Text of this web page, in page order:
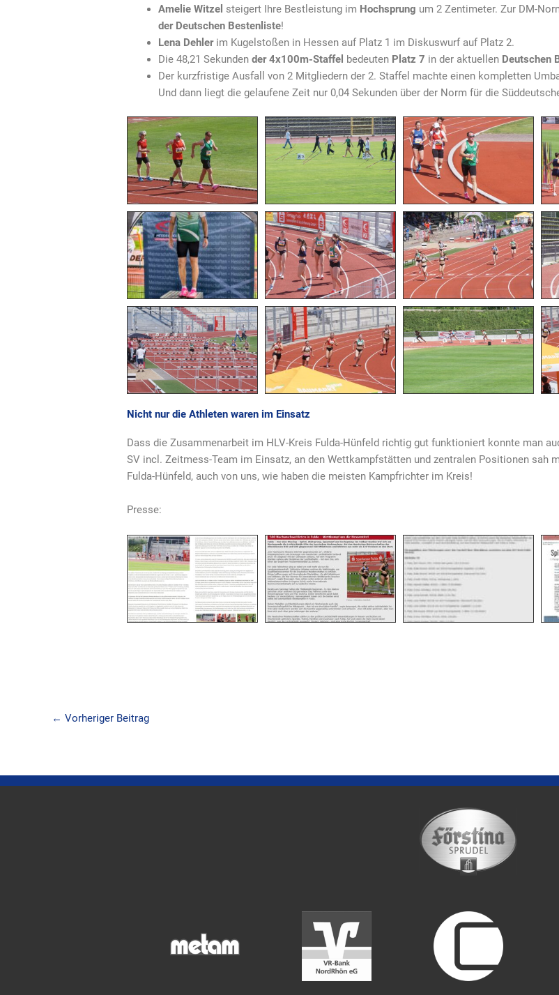
Amelie Witzel steigert Ihre Bestleistung im Hochsprung um 2 Zentimeter. Zur DM-
der Deutschen Bestenliste!
Lena Dehlerim Kugelstoßen in Hessen auf Platz 1 im Diskuswurf auf Platz 2.
Die 48,21 Sekundender 4x100m-Staffel bedeuten Platz 7 in der aktuellen Deutschen
Der kurzfristige Ausfall von 2 Mitgliedern der 2. Staffel machte einen kompletten
Und dann liegt die gelaufene Zeit nur 0,04 Sekunden über der Norm für die
Nicht nur die Athleten waren im Einsatz
Dass die Zusammenarbeit im HLV-Kreis Fulda-Hünfeld richtig gut funktioniert konnte man
SV incl. Zeitmess-Team im Einsatz, an den Wettkampfstätten und zentralen Positionen sah
Fulda-Hünfeld, auch von uns, wie haben die meisten Kampfrichter im Kreis!
Presse:
← Vorheriger Beitrag